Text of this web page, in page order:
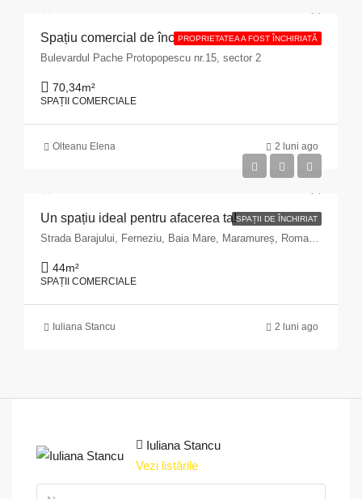
PROPRIETATEA A FOST ÎNCHIRIATĂ
Spațiu comercial de închiriat cu suprafața de 70,34 mp situat în Municipiul București, Bulevardul Pache Protopopescu, nr. 15, sector 2
Bulevardul Pache Protopopescu nr.15, sector 2
70,34m²
SPAȚII COMERCIALE
Olteanu Elena 2 luni ago
SPAȚII DE ÎNCHIRIAT
Un spațiu ideal pentru afacerea ta!
Strada Barajului, Ferneziu, Baia Mare, Maramureș, Romania
44m²
SPAȚII COMERCIALE
Iuliana Stancu 2 luni ago
Iuliana Stancu
Vezi listările